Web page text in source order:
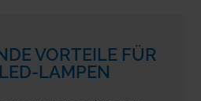
VORTEILE FÜR
LAMPEN